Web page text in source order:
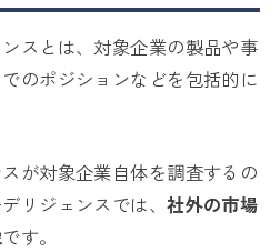
スとは、対象企業の製品や事
のポジションなどを包括的に
が対象企業自体を調査するの
リジェンスでは、社外の市場
です。